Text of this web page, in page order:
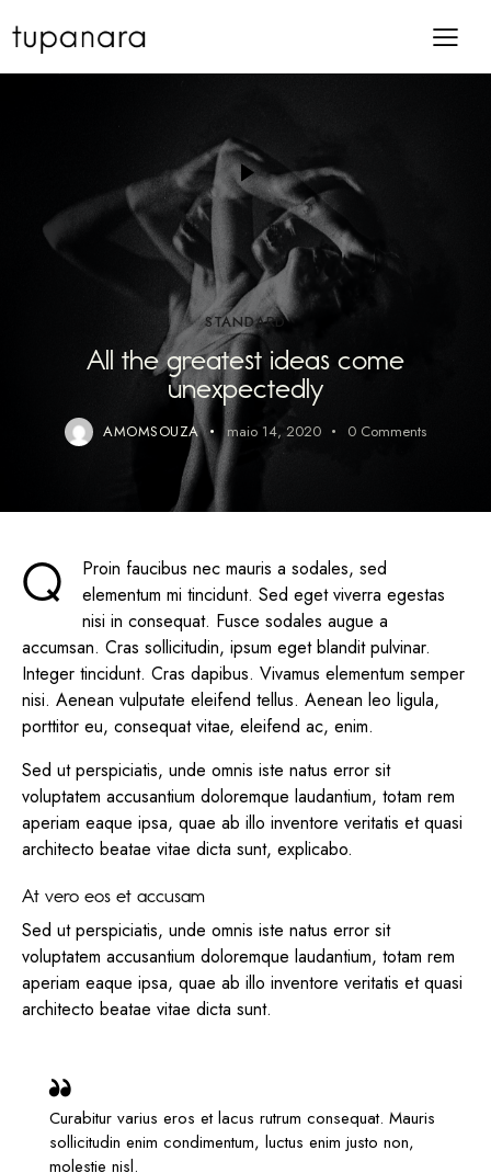
STANDARD
All the greatest ideas come
unexpectedly
AMOMSOUZA maio 14, 2020 0 Comments
Q
Proin faucibus nec mauris a sodales, sed
elementum mi tincidunt. Sed eget viverra egestas
nisi in consequat. Fusce sodales augue a
accumsan. Cras sollicitudin, ipsum eget blandit pulvinar.
Integer tincidunt. Cras dapibus. Vivamus elementum semper
nisi. Aenean vulputate eleifend tellus. Aenean leo ligula,
porttitor eu, consequat vitae, eleifend ac, enim.
Sed ut perspiciatis, unde omnis iste natus error sit
voluptatem accusantium doloremque laudantium, totam rem
aperiam eaque ipsa, quae ab illo inventore veritatis et quasi
architecto beatae vitae dicta sunt, explicabo.
At vero eos et accusam
Sed ut perspiciatis, unde omnis iste natus error sit
voluptatem accusantium doloremque laudantium, totam rem
aperiam eaque ipsa, quae ab illo inventore veritatis et quasi
architecto beatae vitae dicta sunt.
Curabitur varius eros et lacus rutrum consequat. Mauris
sollicitudin enim condimentum, luctus enim justo non,
molestie nisl.